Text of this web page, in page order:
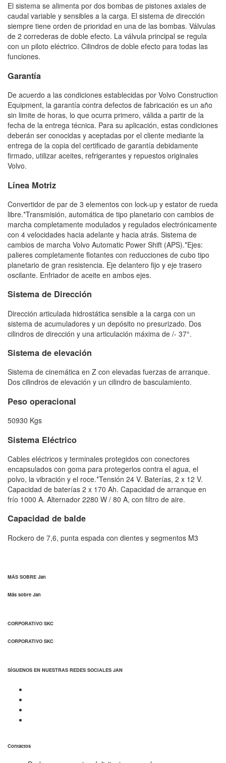
El sistema se alimenta por dos bombas de pistones axiales de
caudal variable y sensibles a la carga. El sistema de dirección
siempre tiene orden de prioridad en una de las bombas. Válvulas
de 2 correderas de doble efecto. La válvula principal se regula
con un piloto eléctrico. Cilindros de doble efecto para todas las
funciones.
Garantía
De acuerdo a las condiciones establecidas por Volvo Construction
Equipment, la garantía contra defectos de fabricación es un año
sin limite de horas, lo que ocurra primero, válida a partir de la
fecha de la entrega técnica. Para su aplicación, estas condiciones
deberán ser conocidas y aceptadas por el cliente mediante la
entrega de la copia del certificado de garantía debidamente
firmado, utilizar aceites, refrigerantes y repuestos originales
Volvo.
Línea Motriz
Convertidor de par de 3 elementos con lock-up y estator de rueda
libre.*Transmisión, automática de tipo planetario con cambios de
marcha completamente modulados y regulados electrónicamente
con 4 velocidades hacia adelante y hacia atrás. Sistema de
cambios de marcha Volvo Automatic Power Shift (APS).*Ejes:
palieres completamente flotantes con reducciones de cubo tipo
planetario de gran resistencia. Eje delantero fijo y eje trasero
oscilante. Enfriador de aceite en ambos ejes.
Sistema de Dirección
Dirección articulada hidrostática sensible a la carga con un
sistema de acumuladores y un depósito no presurizado. Dos
cilindros de dirección y una articulación máxima de /- 37°.
Sistema de elevación
Sistema de cinemática en Z con elevadas fuerzas de arranque.
Dos cilindros de elevación y un cilindro de basculamiento.
Peso operacional
50930 Kgs
Sistema Eléctrico
Cables eléctricos y terminales protegidos con conectores
encapsulados con goma para protegerlos contra el agua, el
polvo, la vibración y el roce.*Tensión 24 V. Baterías, 2 x 12 V.
Capacidad de baterías 2 x 170 Ah. Capacidad de arranque en
frío 1000 A. Alternador 2280 W / 80 A, con filtro de aire.
Capacidad de balde
Rockero de 7,6, punta espada con dientes y segmentos M3
MÁS SOBRE Jan
Más sobre Jan
CORPORATIVO SKC
CORPORATIVO SKC
SÍGUENOS EN NUESTRAS REDES SOCIALES JAN
Contactos